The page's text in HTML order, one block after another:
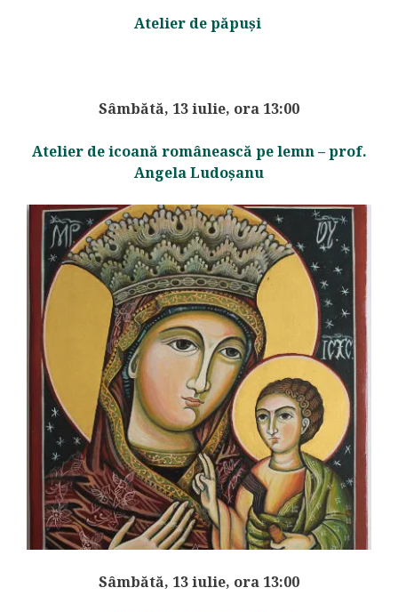
Atelier de păpuși
Sâmbătă, 13 iulie, ora 13:00
Atelier de icoană românească pe lemn – prof.
Angela Ludoșanu
Sâmbătă, 13 iulie, ora 13:00